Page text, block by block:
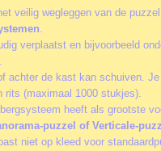
veilig wegleggen van de
.
verplaatst en bijvoorbeeld
achter de kast kan schuiven.
rits (maximaal 1000 stukjes).
heeft als grootste
puzzel of Verticale-
niet op kleed voor